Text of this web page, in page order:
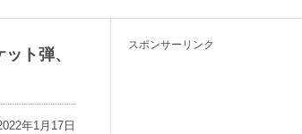
ト弾、
年1月17日
スポンサーリンク